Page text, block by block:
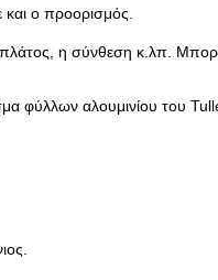
ο προορισμός.
πλάτος, η σύνθεση κ.λπ.
φύλλων αλουμινίου του